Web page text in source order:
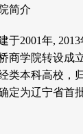
简介
于2001年,
商学院转设成
类本科高校，
定为辽宁省首